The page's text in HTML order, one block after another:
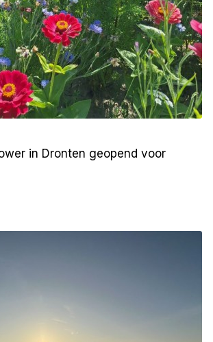
in Dronten geopend voor